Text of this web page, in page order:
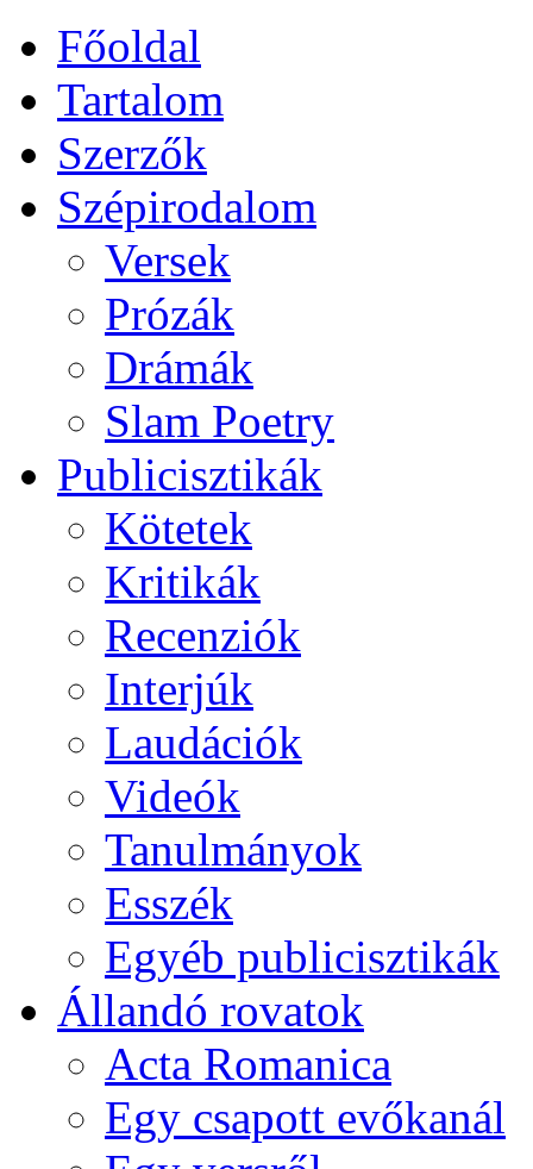
Főoldal
Tartalom
Szerzők
Szépirodalom
Versek
Prózák
Drámák
Slam Poetry
Publicisztikák
Kötetek
Kritikák
Recenziók
Interjúk
Laudációk
Videók
Tanulmányok
Esszék
Egyéb publicisztikák
Állandó rovatok
Acta Romanica
Egy csapott evőkanál